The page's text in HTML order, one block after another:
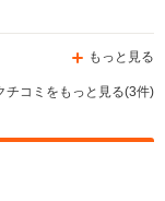
4600cc
FR
もっと見る
チコミをもっと見る(3件)